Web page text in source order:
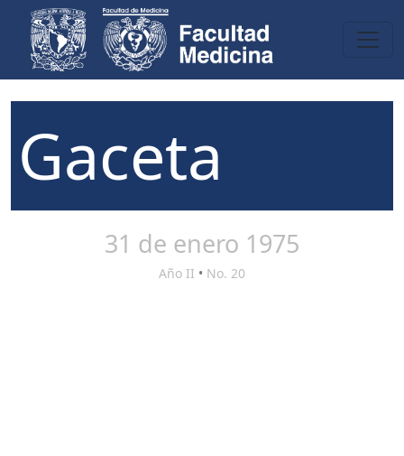
Gaceta
31 de enero 1975
Año II • No. 20